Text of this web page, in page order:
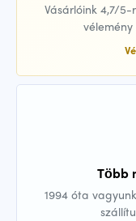
Vásárlóink 4,7/
Több
1994 óta